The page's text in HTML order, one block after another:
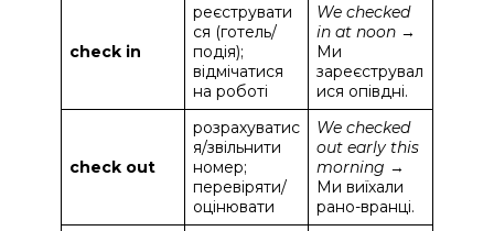
check in
реєструвати
ся (готель/
подія);
відмічатися
на роботі
We checked
in at noon →
Ми
зареєструвал
ися опівдні.
check out
розрахуватис
я/звільнити
номер;
перевіряти/
оцінювати
We checked
out early this
morning →
Ми виїхали
рано-вранці.